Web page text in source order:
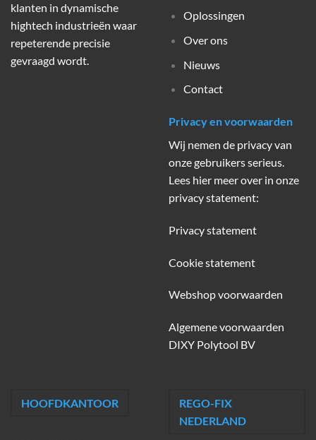
klanten in dynamische
hightech industrieën waar
repeterende precisie
gevraagd wordt.
Oplossingen
Over ons
Nieuws
Contact
Privacy en voorwaarden
Wij nemen de privacy van
onze gebruikers serieus.
Lees hier meer over in onze
privacy statement:
Privacy statement
Cookie statement
Webshop voorwaarden
Algemene voorwaarden
DIXY Polytool BV
HOOFDKANTOOR
REGO-FIX
NEDERLAND